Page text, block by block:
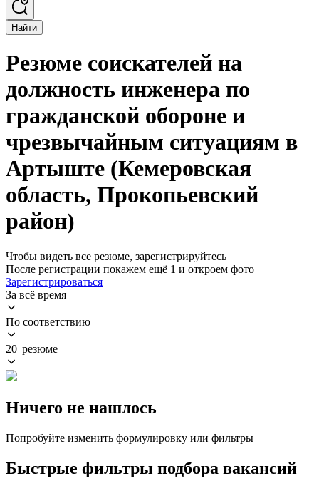
Найти
Резюме соискателей на
должность инженера по
гражданской обороне и
чрезвычайным ситуациям в
Артыште (Кемеровская
область, Прокопьевский
район)
Чтобы видеть все резюме, зарегистрируйтесь
После регистрации покажем ещё 1 и откроем фото
Зарегистрироваться
За всё время
По соответствию
20 резюме
Ничего не нашлось
Попробуйте изменить формулировку или фильтры
Быстрые фильтры подбора вакансий